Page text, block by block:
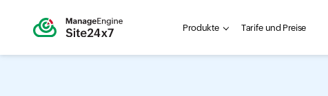
Produkte Tarife und Preise